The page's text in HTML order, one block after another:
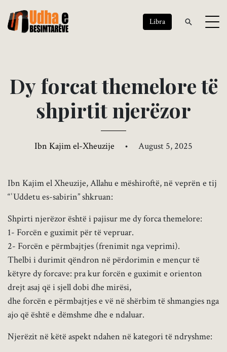
Libra
Dyforcatthemeloretë
shpirtitnjerëzor
Ibn Kajim el-Xheuzije • August 5, 2025
Ibn Kajim el Xheuzije, Allahu e mëshiroftë, në veprën e tij
“ʿUddetu es-sabirin” shkruan:
Shpirti njerëzor është i pajisur me dy forca themelore:
1- Forcën e guximit për të vepruar.
2- Forcën e përmbajtjes (frenimit nga veprimi).
Thelbi i durimit qëndron në përdorimin e mençur të
këtyre dy forcave: pra kur forcën e guximit e orienton
drejt asaj që i sjell dobi dhe mirësi,
dhe forcën e përmbajtjes e vë në shërbim të shmangies nga
ajo që është e dëmshme dhe e ndaluar.
Njerëzit në këtë aspekt ndahen në kategori të ndryshme: